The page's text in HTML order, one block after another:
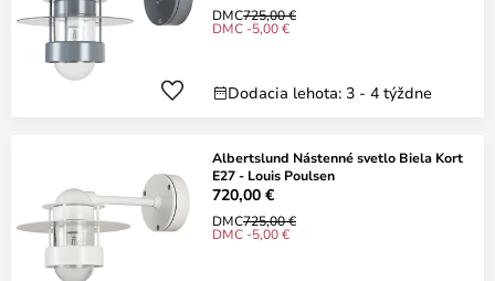
DMC725,00 €
DMC -5,00 €
Dodacia lehota: 3 - 4 týždne
Albertslund Nástenné svetlo Biela Kort
E27 - Louis Poulsen
720,00 €
DMC725,00 €
DMC -5,00 €